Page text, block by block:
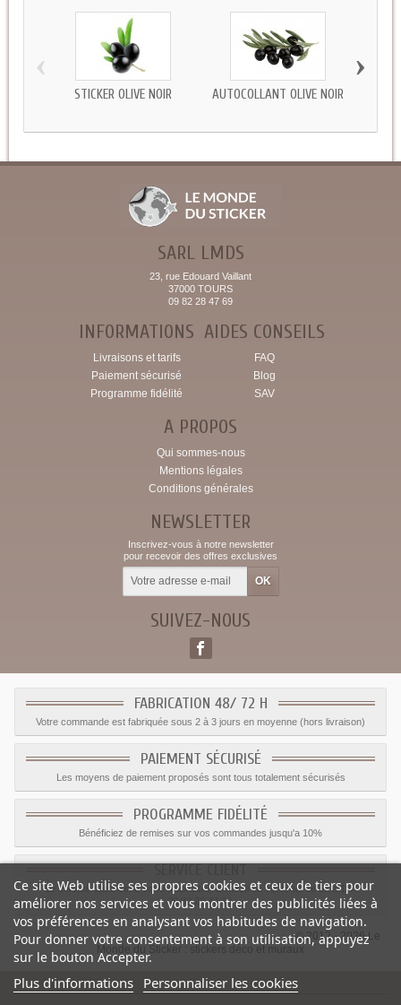
STICKER OLIVE NOIR AUTOCOLLANT OLIVE NOIR
‹ ›
SARL LMDS
23, rue Edouard Vaillant
37000 TOURS
09 82 28 47 69
INFORMATIONS
Livraisons et tarifs
Paiement sécurisé
Programme fidélité
AIDES CONSEILS
FAQ
Blog
SAV
A PROPOS
Qui sommes-nous
Mentions légales
Conditions générales
NEWSLETTER
Inscrivez-vous à notre newsletter
pour recevoir des offres exclusives
SUIVEZ-NOUS
FABRICATION 48/ 72 H
Votre commande est fabriquée sous 2 à 3 jours en moyenne (hors livraison)
PAIEMENT SÉCURISÉ
Les moyens de paiement proposés sont tous totalement sécurisés
PROGRAMME FIDÉLITÉ
Bénéficiez de remises sur vos commandes jusqu'a 10%
Le service client est a votre disposition du lundi au vendredi de 8h à 17h
09.82.28.47.69.
© 2012 - 2026 Le
Monde du Sticker :
stickers déco et muraux
Ce site Web utilise ses propres cookies et ceux de tiers pour
améliorer nos services et vous montrer des publicités liées à
vos préférences en analysant vos habitudes de navigation.
Pour donner votre consentement à son utilisation, appuyez
sur le bouton Accepter.
Plus d'informations Personnaliser les cookies